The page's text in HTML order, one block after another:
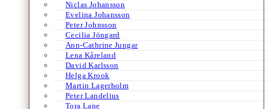
Niclas Johansson
Evelina Johansson
Peter Johnsson
Cecilia Jöngard
Ann-Cathrine Jungar
Lena Kåreland
David Karlsson
Helga Krook
Martin Lagerholm
Peter Landelius
Tora Lane